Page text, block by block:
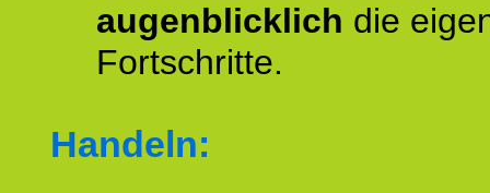
augenblicklich die
Fortschritte.
Handeln: